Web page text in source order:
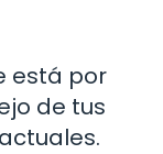
está por
de tus